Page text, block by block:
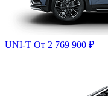
UNI-T От 2 769 900 ₽